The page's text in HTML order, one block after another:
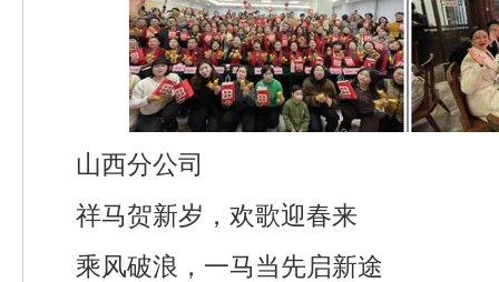
山西分公司
祥马贺新岁，欢歌迎春来
乘风破浪，一马当先启新途